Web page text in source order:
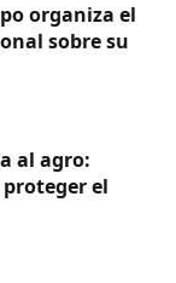
organiza el
sobre su
al agro:
el